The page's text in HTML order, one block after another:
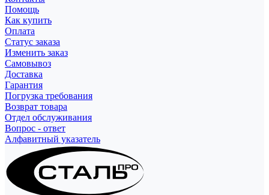
Помощь
Как купить
Оплата
Статус заказа
Изменить заказ
Самовывоз
Доставка
Гарантия
Погрузка требования
Возврат товара
Отдел обслуживания
Вопрос - ответ
Алфавитный указатель